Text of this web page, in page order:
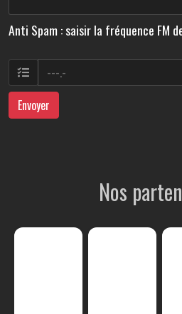
Anti Spam : saisir la fréquence FM
Envoyer
Nos